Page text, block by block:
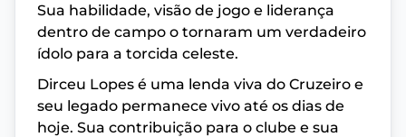
Sua habilidade, visão de jogo e liderança
dentro de campo o tornaram um verdadeiro
ídolo para a torcida celeste.
Dirceu Lopes é uma lenda viva do Cruzeiro e
seu legado permanece vivo até os dias de
hoje. Sua contribuição para o clube e sua